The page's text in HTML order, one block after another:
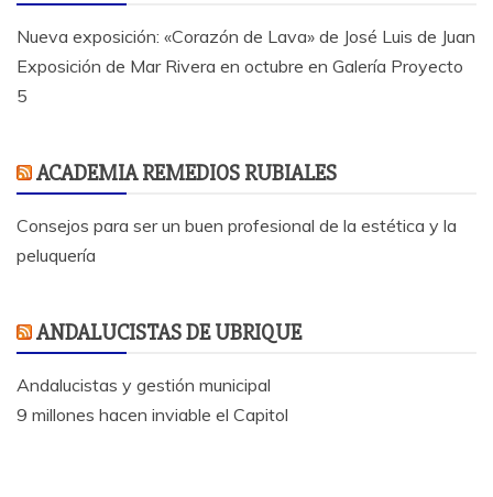
Nueva exposición: «Corazón de Lava» de José Luis de Juan
Exposición de Mar Rivera en octubre en Galería Proyecto
5
ACADEMIA REMEDIOS RUBIALES
Consejos para ser un buen profesional de la estética y la
peluquería
ANDALUCISTAS DE UBRIQUE
Andalucistas y gestión municipal
9 millones hacen inviable el Capitol